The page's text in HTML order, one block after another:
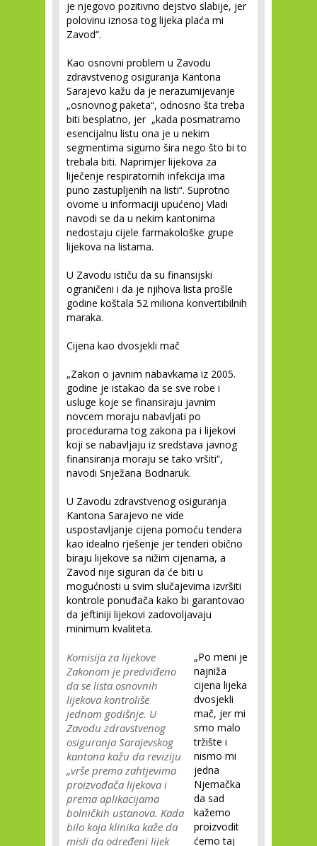
je njegovo pozitivno dejstvo slabije, jer
polovinu iznosa tog lijeka plaća mi
Zavod“.
Kao osnovni problem u Zavodu
zdravstvenog osiguranja Kantona
Sarajevo kažu da je nerazumijevanje
„osnovnog paketa“, odnosno šta treba
biti besplatno, jer „kada posmatramo
esencijalnu listu ona je u nekim
segmentima sigurno šira nego što bi to
trebala biti. Naprimjer lijekova za
liječenje respiratornih infekcija ima
puno zastupljenih na listi“. Suprotno
ovome u informaciji upućenoj Vladi
navodi se da u nekim kantonima
nedostaju cijele farmakološke grupe
lijekova na listama.
U Zavodu ističu da su finansijski
ograničeni i da je njihova lista prošle
godine koštala 52 miliona konvertibilnih
maraka.
Cijena kao dvosjekli mač
„Zakon o javnim nabavkama iz 2005.
godine je istakao da se sve robe i
usluge koje se finansiraju javnim
novcem moraju nabavljati po
procedurama tog zakona pa i lijekovi
koji se nabavljaju iz sredstava javnog
finansiranja moraju se tako vršiti“,
navodi Snježana Bodnaruk.
U Zavodu zdravstvenog osiguranja
Kantona Sarajevo ne vide
uspostavljanje cijena pomoću tendera
kao idealno rješenje jer tenderi obično
biraju lijekove sa nižim cijenama, a
Zavod nije siguran da će biti u
mogućnosti u svim slučajevima izvršiti
kontrole ponuđača kako bi garantovao
da jeftiniji lijekovi zadovoljavaju
minimum kvaliteta.
Komisija za lijekove
Zakonom je predviđeno
da se lista osnovnih
lijekova kontroliše
jednom godišnje. U
Zavodu zdravstvenog
osiguranja Sarajevskog
kantona kažu da reviziju
„vrše prema zahtjevima
proizvođača lijekova i
prema aplikacijama
bolničkih ustanova. Kada
bilo koja klinika kaže da
misli da određeni lijek
„Po meni je
najniža
cijena lijeka
dvosjekli
mač, jer mi
smo malo
tržište i
nismo mi
jedna
Njemačka
da sad
kažemo
proizvodit
ćemo taj